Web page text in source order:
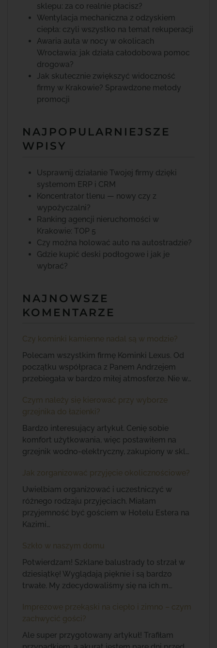
sklepu: za co realnie płacisz?
Wentylacja mechaniczna z odzyskiem
ciepła: czyli wszystko na temat rekuperacji
Awaria auta w nocy w okolicach
Wrocławia: jak działa całodobowa pomoc
drogowa?
Jak skutecznie zwiększyć widoczność
firmy w Krakowie? Sprawdzone metody
promocji
NAJPOPULARNIEJSZE
WPISY
Usprawnij działanie Twojej firmy dzięki
systemom ERP i CRM
Koncentrator tlenu — nowy czy z
wypożyczalni?
Ranking agencji nieruchomości w
Krakowie: TOP 5
Czy można holować auto na autostradzie?
Gdzie kupić deski podłogowe i jak je
wybrać?
NAJNOWSZE
KOMENTARZE
Czy kominki kamienne nadal są w modzie?
Polecam wszystkim firmę Kominki Lexus. Od
początku współpraca z Panem Andrzejem
przebiegała w bardzo miłej atmosferze. Nie w…
Czym należy się kierować przy wyborze
grzejnika do łazienki?
Bardzo interesujący artykuł. Cenię sobie
komfort użytkowania, więc postawiłem na
grzejnik wodno-elektryczny, zakupiony w skl…
Jak zorganizować przyjęcie okolicznościowe?
Uwielbiam organizować i uczestniczyć w
różnego rodzaju przyjęciach. Miałam
przyjemność być gościem w Hotelu Estera na
Kazimi…
Szkło w naszym domu
Potwierdzam! Szklane balustrady to strzał w
dziesiątkę! Wyglądają pięknie i są bardzo
trwałe. My zdecydowaliśmy się na ich m…
Imprezowe przekąski na ciepło i zimno – czym
zachwycić gości?
Ale super przygotowany artykuł! Trafiłam